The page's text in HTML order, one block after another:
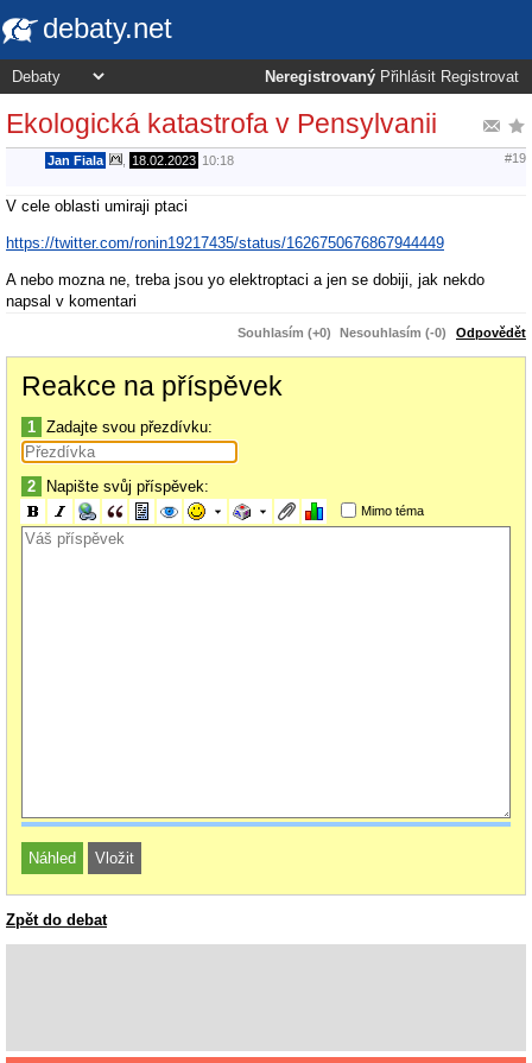
debaty.net
Neregistrovaný Přihlásit Registrovat
Ekologická katastrofa v Pensylvanii
Jan Fiala 18.02.2023 10:18 #19
V cele oblasti umiraji ptaci
https://twitter.com/ronin19217435/status/1626750676867944449
A nebo mozna ne, treba jsou yo elektroptaci a jen se dobiji, jak nekdo
napsal v komentari
Souhlasím (+0) Nesouhlasím (-0) Odpovědět
Reakce na příspěvek
1 Zadajte svou přezdívku:
2 Napište svůj příspěvek:
Mimo téma
Zpět do debat